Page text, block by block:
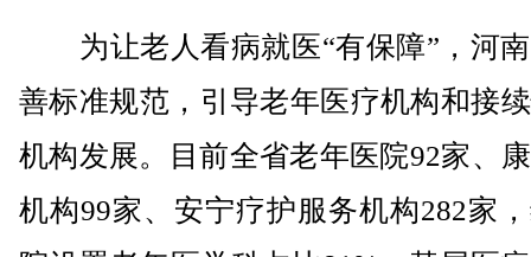
为让老人看病就医“有保障”，河
善标准规范，引导老年医疗机构和接
机构发展。目前全省老年医院92家、
机构99家、安宁疗护服务机构282家